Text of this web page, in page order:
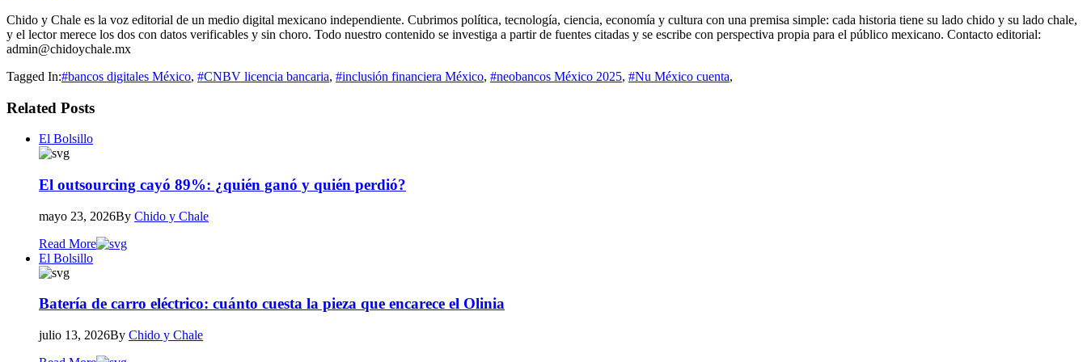
Chido y Chale es la voz editorial de un medio digital mexicano independiente. Cubrimos política, tecnología, ciencia, economía y cultura con una premisa simple: cada historia tiene su lado chido y su lado chale,
y el lector merece los dos con datos verificables y sin choro. Todo nuestro contenido se investiga a partir de fuentes citadas y se escribe con perspectiva propia para el público mexicano. Contacto editorial:
admin@chidoychale.mx
Tagged In:#bancos digitales México, #CNBV licencia bancaria, #inclusión financiera México, #neobancos México 2025, #Nu México cuenta,
Related Posts
El Bolsillo
El outsourcing cayó 89%: ¿quién ganó y quién perdió?
mayo 23, 2026By Chido y Chale
Read More
El Bolsillo
Batería de carro eléctrico: cuánto cuesta la pieza que encarece el Olinia
julio 13, 2026By Chido y Chale